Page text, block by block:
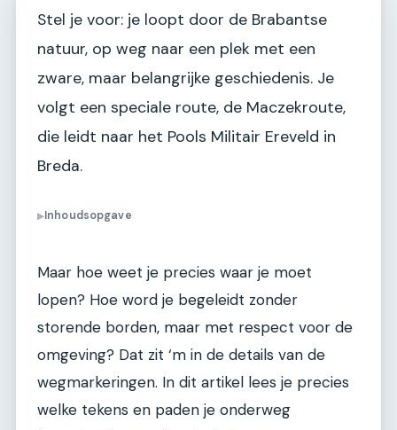
Stel je voor: je loopt door de Brabantse
natuur, op weg naar een plek met een
zware, maar belangrijke geschiedenis. Je
volgt een speciale route, de Maczekroute,
die leidt naar het Pools Militair Ereveld in
Breda.
▶Inhoudsopgave
Maar hoe weet je precies waar je moet
lopen? Hoe word je begeleidt zonder
storende borden, maar met respect voor de
omgeving? Dat zit ‘m in de details van de
wegmarkeringen. In dit artikel lees je precies
welke tekens en paden je onderweg